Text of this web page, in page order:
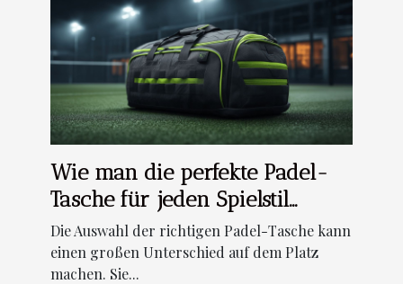
Wie man die perfekte Padel-
Tasche für jeden Spielstil
auswählt
Die Auswahl der richtigen Padel-Tasche kann
einen großen Unterschied auf dem Platz
machen. Sie...